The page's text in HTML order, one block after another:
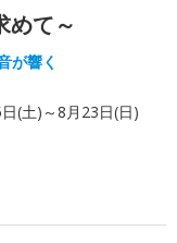
めて～
が響く
(土)～8月23日(日)